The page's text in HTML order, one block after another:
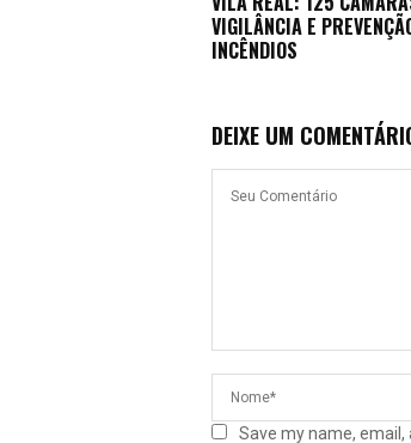
VIGILÂNCIA E
INCÊNDIOS
DEIXE UM
Save my name,